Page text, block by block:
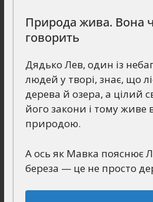
Природа жива. Вона
говорить
Дядько Лев, один із
людей у творі, знає, що
дерева й озера, а цілий
його закони і тому живе
природою.
А ось як Мавка пояснює
береза — це не просто